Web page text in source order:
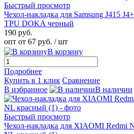
Быстрый просмотр
Чехол-накладка для Samsung J415
TPU DOKA черный
190 руб.
опт от 67 руб. / шт
В корзину
Подробнее
Купить в 1 клик Сравнение
В избранное
В наличии
Быстрый просмотр
Чехол-накладка для XIAOMI Redmi